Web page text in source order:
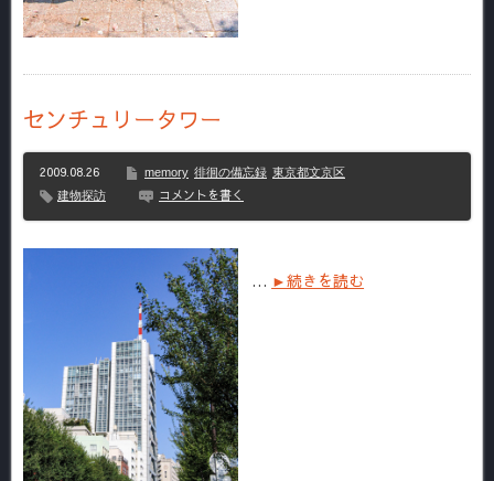
センチュリータワー
2009.08.26 memory 徘徊の備忘録 東京都文京区
建物探訪
コメントを書く
… ►続きを読む